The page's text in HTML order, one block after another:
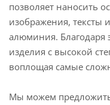
позволяет наносить
изображения, тексты
алюминия. Благодаря
изделия с высокой
воплощая самые
Мы можем